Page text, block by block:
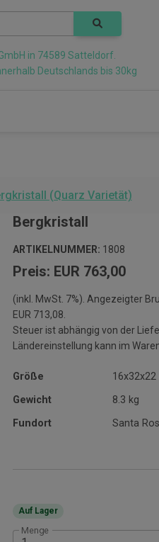
in 74589 Satteldorf.
Deutschlands bis 30kg
(Quarz Varietät)
Bergkristall
ARTIKELNUMMER: 1808
Preis: EUR 763,00
(inkl. MwSt. 7%). Angezeigter
EUR 713,08.
Steuer ist abhängig von der
Ländereinstellung kann im
Größe
16x32x22
Gewicht
8.3 kg
Fundort
Santa
Auf Lager
Menge